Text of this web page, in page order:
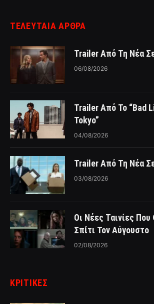
ΤΕΛΕΥΤΑΙΑ ΑΡΘΡΑ
Trailer Από Τη Νέα
06/08/2026
Trailer Από Το “Bad
Tokyo”
04/08/2026
Trailer Από Τη Νέα
03/08/2026
Οι Νέες Ταινίες
Σπίτι Τον Αύγουστο
02/08/2026
ΚΡΙΤΙΚΈΣ